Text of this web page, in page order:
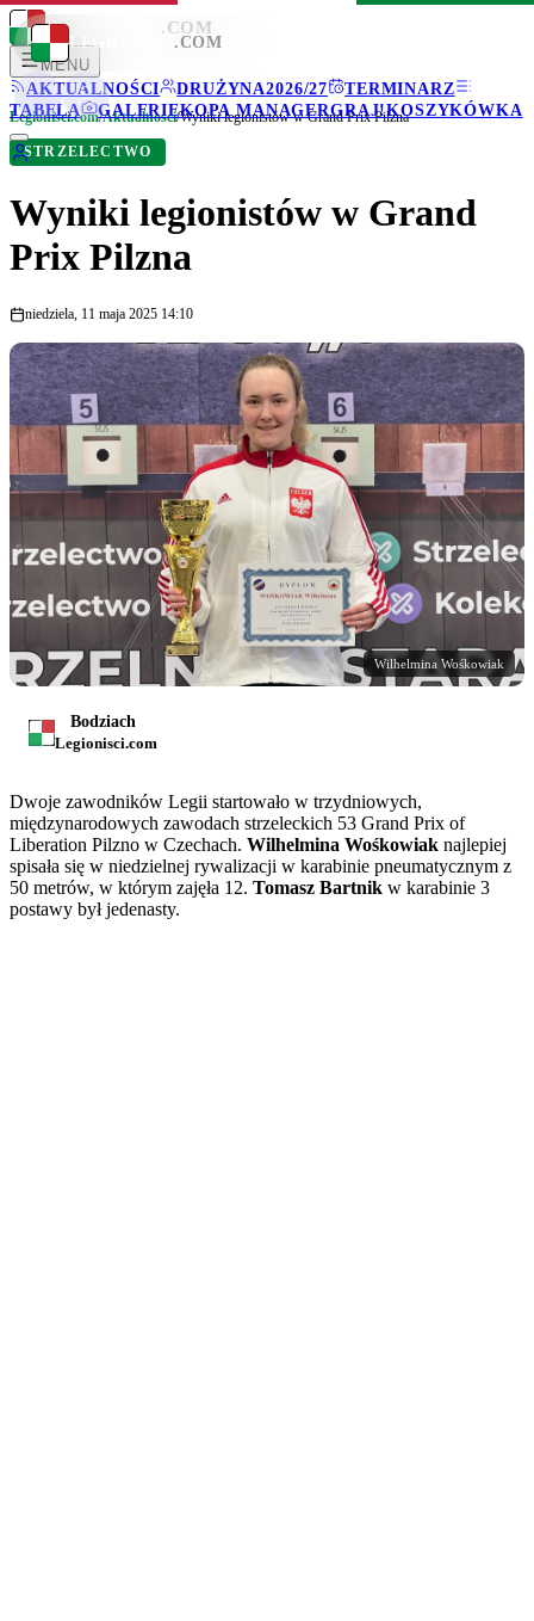
LEGIONISCI .COM
MENU
AKTUALNOŚCI
DRUŻYNA2026/27
TERMINARZ
TABELA
GALERIEKOPA MANAGERGRAJ!KOSZYKÓWKA
LEGIONISCI .COM
Legionisci.com/Aktualności/Wyniki legionistów w Grand Prix Pilzna
STRZELECTWO
Wyniki legionistów w Grand
Prix Pilzna
niedziela, 11 maja 2025 14:10
Wilhelmina Wośkowiak
Bodziach
Legionisci.com
Dwoje zawodników Legii startowało w trzydniowych,
międzynarodowych zawodach strzeleckich 53 Grand Prix of
Liberation Pilzno w Czechach. Wilhelmina Wośkowiak najlepiej
spisała się w niedzielnej rywalizacji w karabinie pneumatycznym z
50 metrów, w którym zajęła 12. Tomasz Bartnik w karabinie 3
postawy był jedenasty.